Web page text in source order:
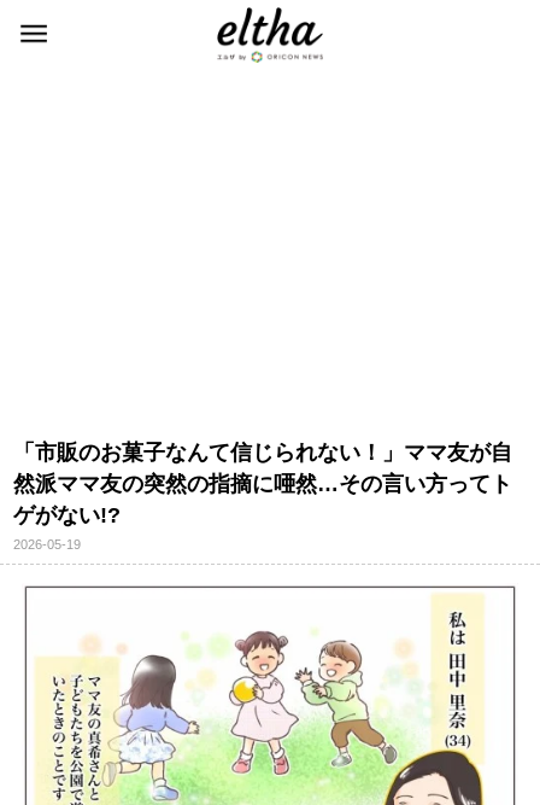
「市販のお菓子なんて信じられない！」ママ友が自
然派ママ友の突然の指摘に唖然…その言い方ってト
ゲがない!?
2026-05-19